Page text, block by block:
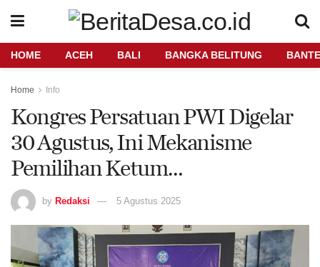
HOME ACEH BALI BANGKA BELITUNG
Home Info
Kongres Persatuan PWI Digelar
30 Agustus, Ini Mekanisme
Pemilihan Ketum…
by Redaksi 5 Agustus 2025